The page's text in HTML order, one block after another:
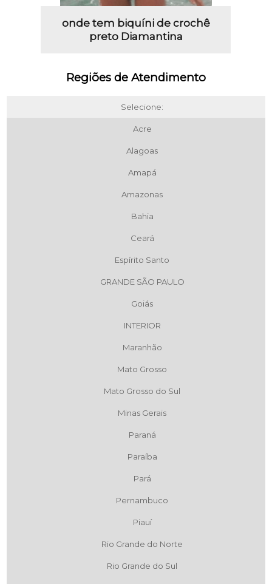
onde tem biquíni de crochê
preto Diamantina
Regiões de Atendimento
Selecione:
Acre
Alagoas
Amapá
Amazonas
Bahia
Ceará
Espírito Santo
GRANDE SÃO PAULO
Goiás
INTERIOR
Maranhão
Mato Grosso
Mato Grosso do Sul
Minas Gerais
Paraná
Paraíba
Pará
Pernambuco
Piauí
Rio Grande do Norte
Rio Grande do Sul